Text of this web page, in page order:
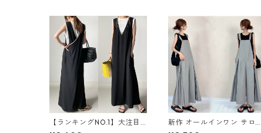
【ランキングNO.1】大注目
Vネック ノースリーブ ワン
新作 オールインワン サロペ
ットパンツ m-462